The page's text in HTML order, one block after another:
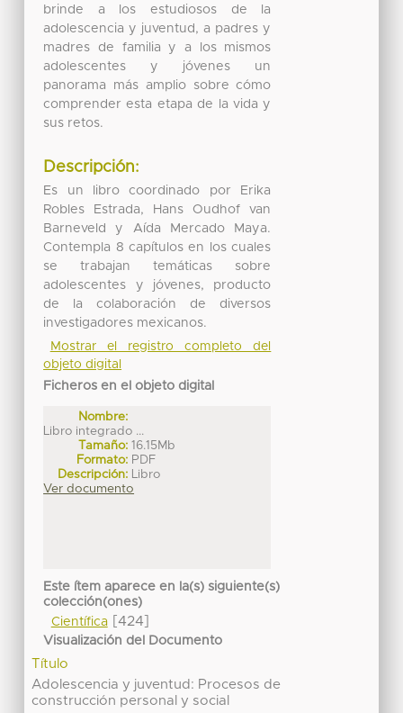
brinde a los estudiosos de la
adolescencia y juventud, a padres y
madres de familia y a los mismos
adolescentes y jóvenes un
panorama más amplio sobre cómo
comprender esta etapa de la vida y
sus retos.
Descripción:
Es un libro coordinado por Erika
Robles Estrada, Hans Oudhof van
Barneveld y Aída Mercado Maya.
Contempla 8 capítulos en los cuales
se trabajan temáticas sobre
adolescentes y jóvenes, producto
de la colaboración de diversos
investigadores mexicanos.
Mostrar el registro completo del
objeto digital
Ficheros en el objeto digital
Nombre:
Libro integrado ...
Tamaño: 16.15Mb
Formato: PDF
Descripción: Libro
Ver documento
Este ítem aparece en la(s) siguiente(s)
colección(ones)
Científica[424]
Visualización del Documento
Título
Adolescencia y juventud: Procesos de
construcción personal y social